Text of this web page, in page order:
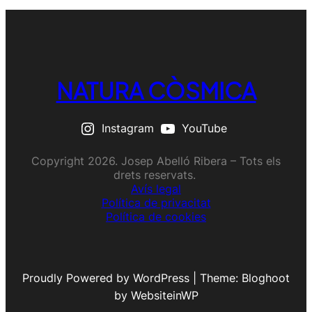
NATURA CÒSMICA
Instagram YouTube
Copyright 2026. Josep Abelló Ribera – Tots els
drets reservats.
Avís legal
Política de privacitat
Política de cookies
Proudly Powered by WordPress | Theme: Bloghoot
by WebsiteinWP